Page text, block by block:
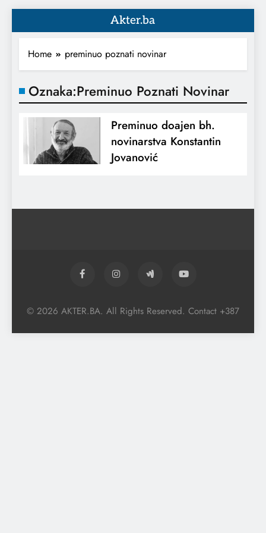
Akter.ba
Home preminuo poznati novinar
Oznaka:Preminuo Poznati Novinar
Preminuo doajen bh.
novinarstva Konstantin
Jovanović
© 2026 AKTER.BA. All Rights Reserved. Contact +387